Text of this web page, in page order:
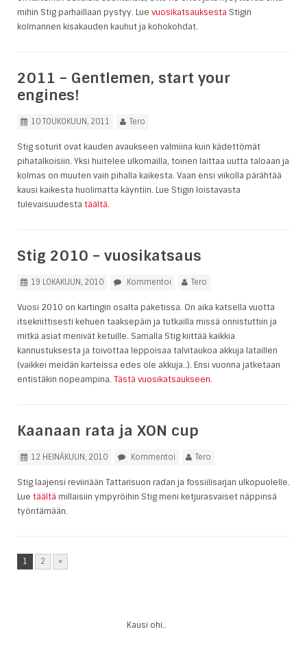
mihin Stig parhaillaan pystyy. Lue vuosikatsauksesta Stigin
kolmannen kisakauden kauhut ja kohokohdat.
2011 – Gentlemen, start your
engines!
10 TOUKOKUUN, 2011 Tero
Stig soturit ovat kauden avaukseen valmiina kuin kädettömät
pihatalkoisiin. Yksi huitelee ulkomailla, toinen laittaa uutta taloaan ja
kolmas on muuten vain pihalla kaikesta. Vaan ensi viikolla pärähtää
kausi kaikesta huolimatta käyntiin. Lue Stigin loistavasta
tulevaisuudesta täältä.
Stig 2010 – vuosikatsaus
19 LOKAKUUN, 2010 Kommentoi Tero
Vuosi 2010 on kartingin osalta paketissa. On aika katsella vuotta
itsekriittisesti kehuen taaksepäin ja tutkailla missä onnistuttiin ja
mitkä asiat menivät ketuille. Samalla Stig kiittää kaikkia
kannustuksesta ja toivottaa leppoisaa talvitaukoa akkuja lataillen
(vaikkei meidän karteissa edes ole akkuja..). Ensi vuonna jatketaan
entistäkin nopeampina. Tästä vuosikatsaukseen.
Kaanaan rata ja XON cup
12 HEINÄKUUN, 2010 Kommentoi Tero
Stig laajensi reviiriään Tattarisuon radan ja fossiilisarjan ulkopuolelle.
Lue täältä millaisiin ympyröihin Stig meni ketjurasvaiset näppinsä
työntämään.
1 2 »
Kausi ohi..